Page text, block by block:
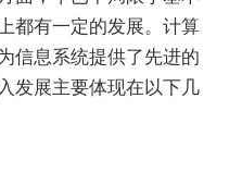
都有一定的发展。计算
信息系统提供了先进的
发展主要体现在以下几